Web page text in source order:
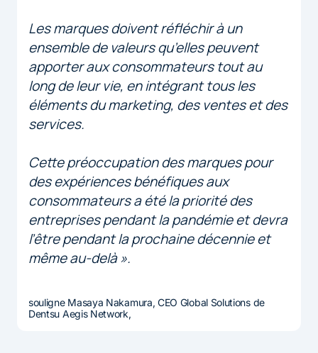
Les marques doivent réfléchir à un
ensemble de valeurs qu’elles peuvent
apporter aux consommateurs tout au
long de leur vie, en intégrant tous les
éléments du marketing, des ventes et des
services.
Cette préoccupation des marques pour
des expériences bénéfiques aux
consommateurs a été la priorité des
entreprises pendant la pandémie et devra
l’être pendant la prochaine décennie et
même au-delà ».
souligne Masaya Nakamura, CEO Global Solutions de
Dentsu Aegis Network,